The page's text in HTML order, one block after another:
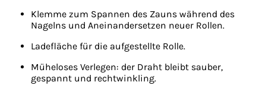
Klemme zum Spannen des Zauns während des
Nagelns und Aneinandersetzen neuer Rollen.
Ladefläche für die aufgestellte Rolle.
Müheloses Verlegen: der Draht bleibt sauber,
gespannt und rechtwinkling.